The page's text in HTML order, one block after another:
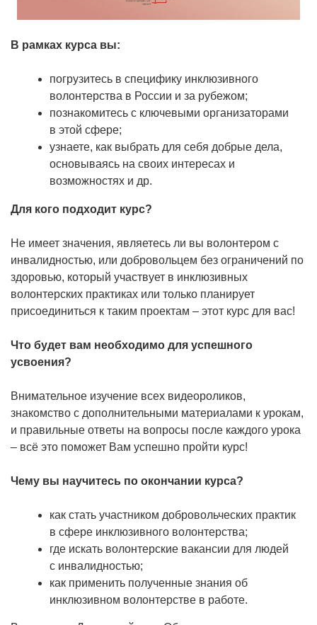
В рамках курса вы:
погрузитесь в специфику инклюзивного
волонтерства в России и за рубежом;
познакомитесь с ключевыми организаторами
в этой сфере;
узнаете, как выбрать для себя добрые дела,
основываясь на своих интересах и
возможностях и др.
Для кого подходит курс?
Не имеет значения, являетесь ли вы волонтером с
инвалидностью, или добровольцем без ограничений по
здоровью, который участвует в инклюзивных
волонтерских практиках или только планирует
присоединиться к таким проектам – этот курс для вас!
Что будет вам необходимо для успешного
усвоения?
Внимательное изучение всех видеороликов,
знакомство с дополнительными материалами к урокам,
и правильные ответы на вопросы после каждого урока
– всё это поможет Вам успешно пройти курс!
Чему вы научитесь по окончании курса?
как стать участником добровольческих практик
в сфере инклюзивного волонтерства;
где искать волонтерские вакансии для людей
с инвалидностью;
как применить полученные знания об
инклюзивном волонтерстве в работе.